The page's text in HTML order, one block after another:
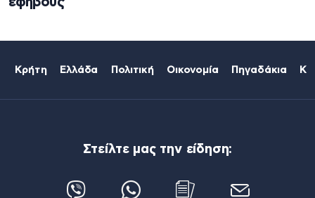
Κρήτη Ελλάδα Πολιτική Οικονομία Πηγαδάκια
Στείλτε μας την είδηση: